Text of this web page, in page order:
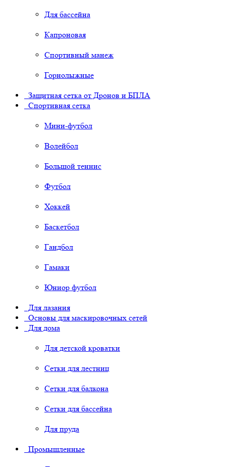
Для бассейна
Капроновая
Спортивный манеж
Горнолыжные
Защитная сетка от Дронов и БПЛА
Спортивная сетка
Мини-футбол
Волейбол
Большой теннис
Футбол
Хоккей
Баскетбол
Гандбол
Гамаки
Юниор футбол
Для лазания
Основы для маскировочных сетей
Для дома
Для детской кроватки
Сетки для лестниц
Сетки для балкона
Сетки для бассейна
Для пруда
Промышленные